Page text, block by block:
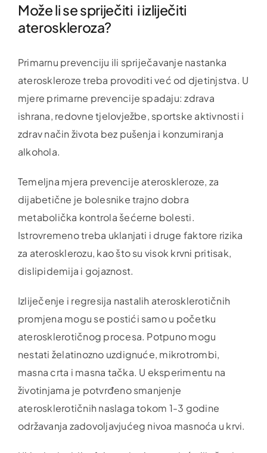
Može li se spriječiti i izliječiti
ateroskleroza?
Primarnu prevenciju ili spriječavanje nastanka
ateroskleroze treba provoditi već od djetinjstva. U
mjere primarne prevencije spadaju: zdrava
ishrana, redovne tjelovježbe, sportske aktivnosti i
zdrav način života bez pušenja i konzumiranja
alkohola.
Temeljna mjera prevencije ateroskleroze, za
dijabetične je bolesnike trajno dobra
metabolička kontrola šećerne bolesti.
Istrovremeno treba uklanjati i druge faktore rizika
za aterosklerozu, kao što su visok krvni pritisak,
dislipidemija i gojaznost.
Izliječenje i regresija nastalih aterosklerotičnih
promjena mogu se postići samo u početku
aterosklerotičnog procesa. Potpuno mogu
nestati želatinozno uzdignuće, mikrotrombi,
masna crta i masna tačka. U eksperimentu na
životinjama je potvrđeno smanjenje
aterosklerotičnih naslaga tokom 1-3 godine
održavanja zadovoljavjućeg nivoa masnoća u krvi.